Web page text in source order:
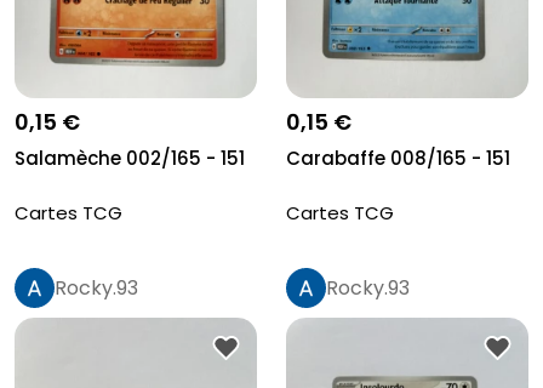
0,15 €
Salamèche 002/165 - 151
Cartes TCG
0,15 €
Carabaffe 008/165 - 151
Cartes TCG
Rocky.93 Rocky.93